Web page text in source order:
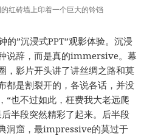
红砖墙上印着一个巨大的铃铛
的”沉浸式PPT”观影体验。沉浸
说辞，而是真的immersive。幕
，影片开头讲了讲丝绸之路和莫
都是割裂开的，各说各话，并没
“也不过如此，枉费我大老远爬
半段突然精彩了起来。后半段
洞窟，最impressive的莫过于